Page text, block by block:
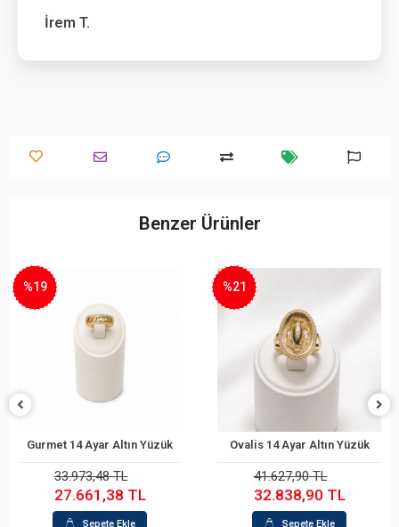
İrem T.
Benzer Ürünler
Sepete Ekle
Gurmet 14 Ayar Altın Yüzük
%19
33.973,48 TL
27.661,38 TL
Sepete Ekle
Sepete Ekle
Ovalis 14 Ayar Altın Yüzük
%21
41.627,90 TL
32.838,90 TL
Sepete Ekle